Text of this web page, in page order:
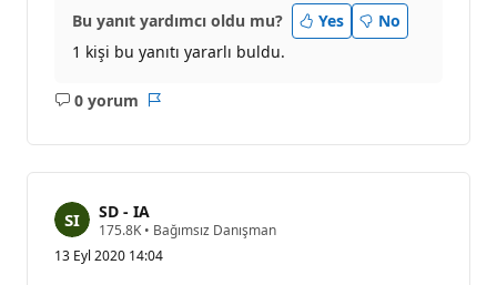
Bu yanıt yardımcı oldu mu? Yes
No
1 kişi bu yanıtı yararlı buldu.
0 yorum
Açıklama
SD - IA
175.8K S
y
• Bağımsız Danışman
13 Eyl 2020 14:04